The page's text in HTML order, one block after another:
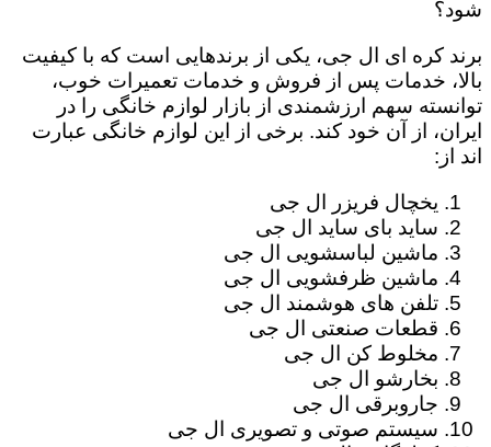
شود؟
برند کره ای ال جی، یکی از برندهایی است که با کیفیت
بالا، خدمات پس از فروش و خدمات تعمیرات خوب،
توانسته سهم ارزشمندی از بازار لوازم خانگی را در
ایران، از آن خود کند. برخی از این لوازم خانگی عبارت
اند از:
یخچال فریزر ال جی
ساید بای ساید ال جی
ماشین لباسشویی ال جی
ماشین ظرفشویی ال جی
تلفن های هوشمند ال جی
قطعات صنعتی ال جی
مخلوط کن ال جی
بخارشو ال جی
جاروبرقی ال جی
سیستم صوتی و تصویری ال جی